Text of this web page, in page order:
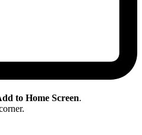
to Home Screen.